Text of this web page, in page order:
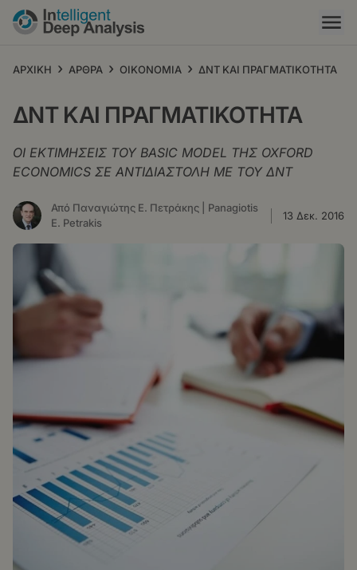
Παράκαμψη
προς
κυρίως
ΑΡΧΙΚΗ › ΑΡΘΡΑ › ΟΙΚΟΝΟΜΙΑ › ΔΝΤ ΚΑΙ ΠΡΑΓΜΑΤΙΚΟΤΗΤΑ
ΔΝΤ ΚΑΙ ΠΡΑΓΜΑΤΙΚΟΤΗΤΑ
ΟΙ ΕΚΤΙΜΗΣΕΙΣ ΤΟΥ BASIC MODEL ΤΗΣ OXFORD
ECONOMICS ΣΕ ΑΝΤΙΔΙΑΣΤΟΛΗ ΜΕ ΤΟΥ ΔΝΤ
Από Παναγιώτης Ε. Πετράκης | Panagiotis
E. Petrakis
13 Δεκ. 2016